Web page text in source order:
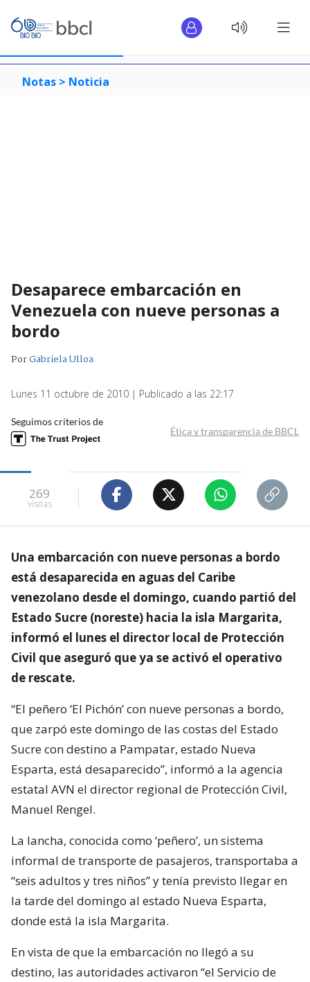
Notas > Noticia
Desaparece embarcación en
Venezuela con nueve personas a
bordo
PorGabriela Ulloa
Lunes 11 octubre de 2010 | Publicado a las 22:17
Seguimos criterios de
Ética y transparencia de BBCL
269
visitas
Una embarcación con nueve personas a bordo
está desaparecida en aguas del Caribe
venezolano desde el domingo, cuando partió del
Estado Sucre (noreste) hacia la isla Margarita,
informó el lunes el director local de Protección
Civil que aseguró que ya se activó el operativo
de rescate.
“El peñero ‘El Pichón’ con nueve personas a bordo,
que zarpó este domingo de las costas del Estado
Sucre con destino a Pampatar, estado Nueva
Esparta, está desaparecido”, informó a la agencia
estatal AVN el director regional de Protección Civil,
Manuel Rengel.
La lancha, conocida como ‘peñero’, un sistema
informal de transporte de pasajeros, transportaba a
“seis adultos y tres niños” y tenía previsto llegar en
la tarde del domingo al estado Nueva Esparta,
donde está la isla Margarita.
En vista de que la embarcación no llegó a su
destino, las autoridades activaron “el Servicio de